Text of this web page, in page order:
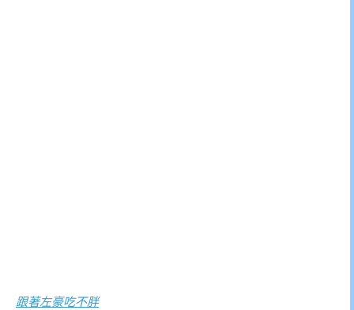
跟著左豪吃不胖